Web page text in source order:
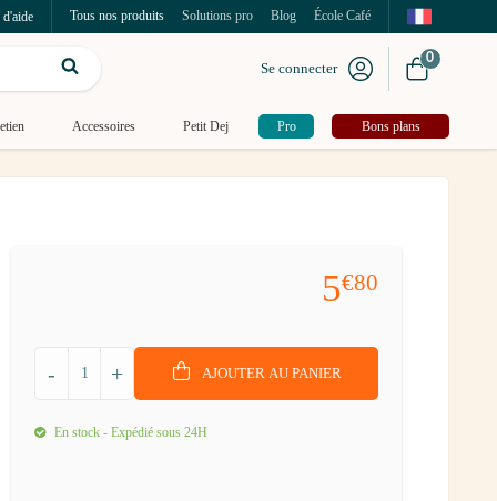
Tous nos produits Solutions pro Blog École Café
Se connecter
0
Accessoires Petit Dej Pro Bons plans
5€80
+
- AJOUTER AU PANIER
En stock - Expédié sous 24H